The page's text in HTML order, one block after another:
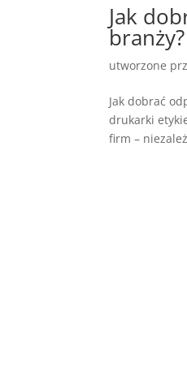
Jak
branży?
utworzone
Jak dobrać
drukarki
firm –